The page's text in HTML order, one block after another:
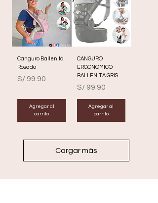
Canguro Ballenita
Rosado
Precio
S/ 99.90
Agregar al
carrito
CANGURO
ERGONOMICO
BALLENITA GRIS
Precio
S/ 99.90
Agregar al
carrito
Cargar más